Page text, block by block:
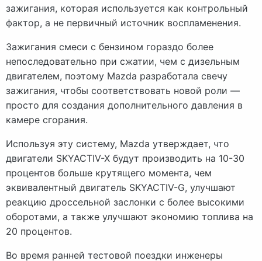
зажигания, которая используется как контрольный
фактор, а не первичный источник воспламенения.
Зажигания смеси с бензином гораздо более
непоследовательно при сжатии, чем с дизельным
двигателем, поэтому Mazda разработала свечу
зажигания, чтобы соответствовать новой роли —
просто для создания дополнительного давления в
камере сгорания.
Используя эту систему, Mazda утверждает, что
двигатели SKYACTIV-X будут производить на 10-30
процентов больше крутящего момента, чем
эквивалентный двигатель SKYACTIV-G, улучшают
реакцию дроссельной заслонки с более высокими
оборотами, а также улучшают экономию топлива на
20 процентов.
Во время ранней тестовой поездки инженеры